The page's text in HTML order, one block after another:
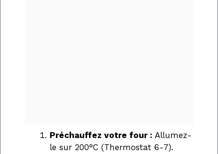
Préchauffez votre four : Allumez-
le sur 200°C (Thermostat 6-7).